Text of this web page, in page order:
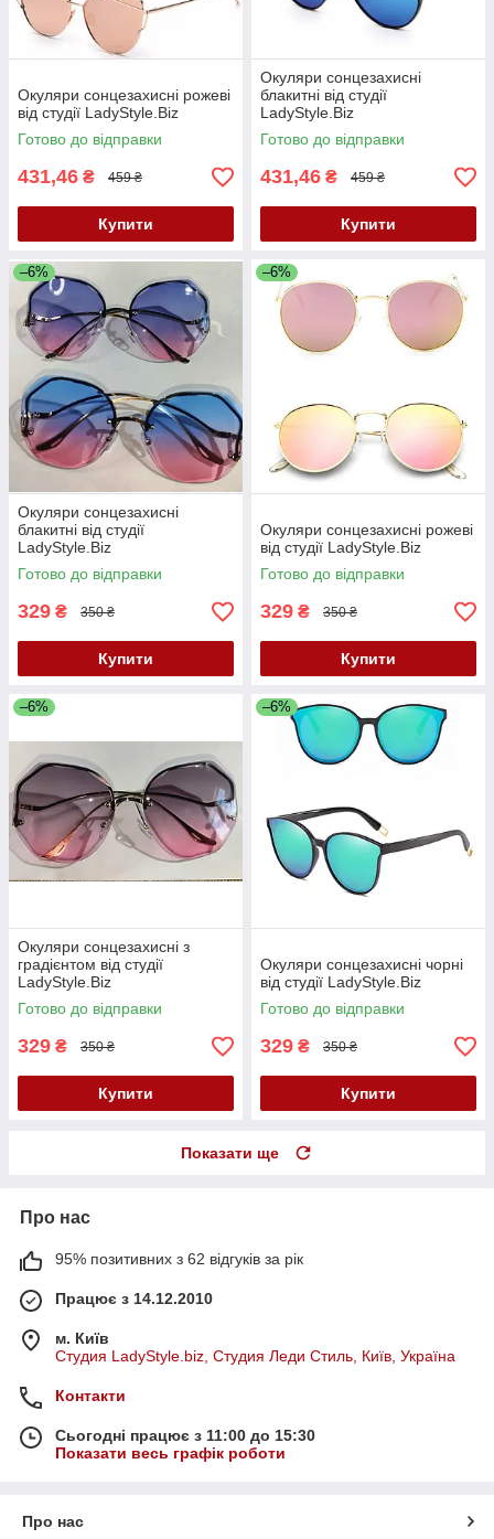
Окуляри сонцезахисні рожеві
від студії LadyStyle.Biz
Готово до відправки
431,46 ₴ 459 ₴
Купити
Окуляри сонцезахисні
блакитні від студії
LadyStyle.Biz
Готово до відправки
431,46 ₴ 459 ₴
Купити
–6%
Окуляри сонцезахисні
блакитні від студії
LadyStyle.Biz
Готово до відправки
329 ₴ 350 ₴
Купити
–6%
Окуляри сонцезахисні рожеві
від студії LadyStyle.Biz
Готово до відправки
329 ₴ 350 ₴
Купити
–6%
Окуляри сонцезахисні з
градієнтом від студії
LadyStyle.Biz
Готово до відправки
329 ₴ 350 ₴
Купити
–6%
Окуляри сонцезахисні чорні
від студії LadyStyle.Biz
Готово до відправки
329 ₴ 350 ₴
Купити
Показати ще
Про нас
95% позитивних з 62 відгуків за рік
Працює з 14.12.2010
м. Київ
Студия LadyStyle.biz, Студия Леди Стиль, Київ, Україна
Контакти
Сьогодні працює з 11:00 до 15:30
Показати весь графік роботи
Про нас